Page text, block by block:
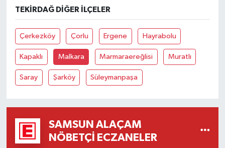
TEKIRDAĞ DIĞER İLÇELER
Çerkezköy Çorlu Ergene Hayrabolu
Kapaklı Malkara Marmaraereğlisi Muratlı
Saray Şarköy Süleymanpaşa
SAMSUN ALAÇAM
NÖBETÇI ECZANELER